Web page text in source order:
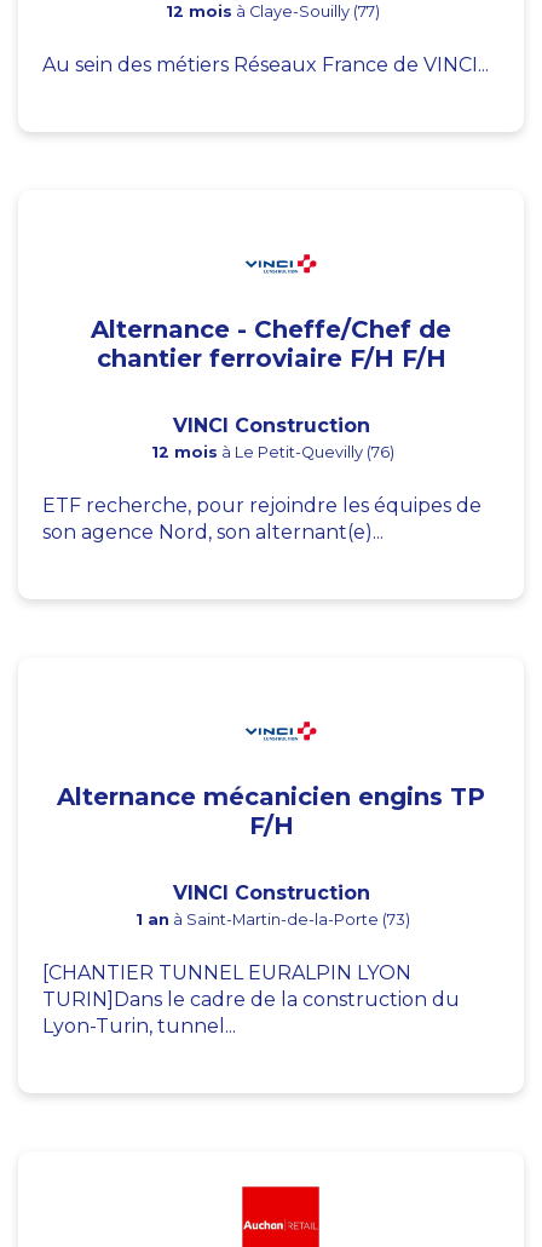
12 mois à Claye-Souilly (77)
Au sein des métiers Réseaux France de VINCI...
Alternance - Cheffe/Chef de
chantier ferroviaire F/H F/H
VINCI Construction
12 mois à Le Petit-Quevilly (76)
ETF recherche, pour rejoindre les équipes de
son agence Nord, son alternant(e)...
Alternance mécanicien engins TP
F/H
VINCI Construction
1 an à Saint-Martin-de-la-Porte (73)
[CHANTIER TUNNEL EURALPIN LYON
TURIN]Dans le cadre de la construction du
Lyon-Turin, tunnel...